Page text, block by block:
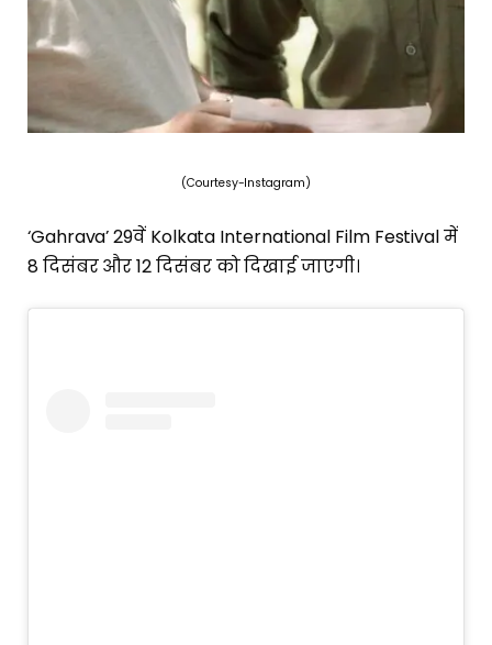
(Courtesy-Instagram)
‘Gahrava’ 29वें Kolkata International Film Festival में
8 दिसंबर और 12 दिसंबर को दिखाई जाएगी।